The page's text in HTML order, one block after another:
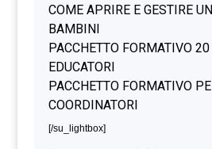
[/su_lightbox]